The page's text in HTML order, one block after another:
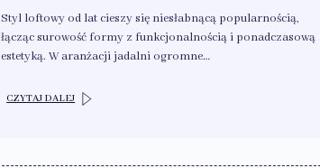
Styl loftowy od lat cieszy się niesłabnącą popularnością,
łącząc surowość formy z funkcjonalnością i ponadczasową
estetyką. W aranżacji jadalni ogromne…
CZYTAJ DALEJ